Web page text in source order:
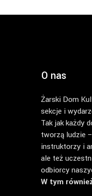
O nas
Żarski Dom
sekcje i
Tak jak każdy
tworzą ludzie
instruktorzy i
ale też
odbiorcy
W tym